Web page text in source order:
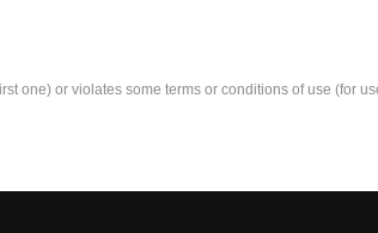
one) or violates some terms or conditions of use (for